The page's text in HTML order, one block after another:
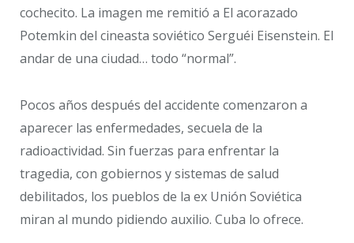
cochecito. La imagen me remitió a El acorazado
Potemkin del cineasta soviético Serguéi Eisenstein. El
andar de una ciudad… todo “normal”.
Pocos años después del accidente comenzaron a
aparecer las enfermedades, secuela de la
radioactividad. Sin fuerzas para enfrentar la
tragedia, con gobiernos y sistemas de salud
debilitados, los pueblos de la ex Unión Soviética
miran al mundo pidiendo auxilio. Cuba lo ofrece.